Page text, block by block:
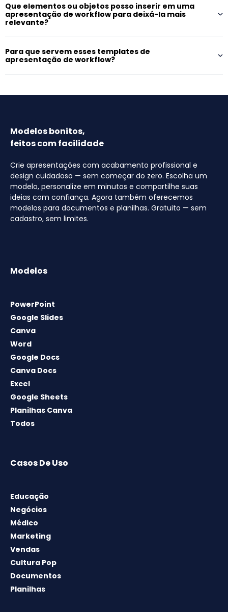
Que elementos ou objetos posso inserir em uma
apresentação de workflow para deixá-la mais
relevante?
Para que servem esses templates de
apresentação de workflow?
Modelos bonitos,
feitos com facilidade
Crie apresentações com acabamento profissional e
design cuidadoso — sem começar do zero. Escolha um
modelo, personalize em minutos e compartilhe suas
ideias com confiança. Agora também oferecemos
modelos para documentos e planilhas. Gratuito — sem
cadastro, sem limites.
Modelos
PowerPoint
Google Slides
Canva
Word
Google Docs
Canva Docs
Excel
Google Sheets
Planilhas Canva
Todos
Casos De Uso
Educação
Negócios
Médico
Marketing
Vendas
Cultura Pop
Documentos
Planilhas